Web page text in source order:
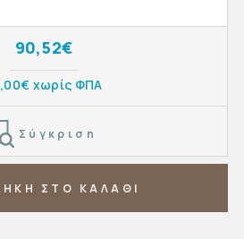
90,52€
χωρίς ΦΠΑ
Σύγκριση
ΣΤΟ ΚΑΛΑΘΙ